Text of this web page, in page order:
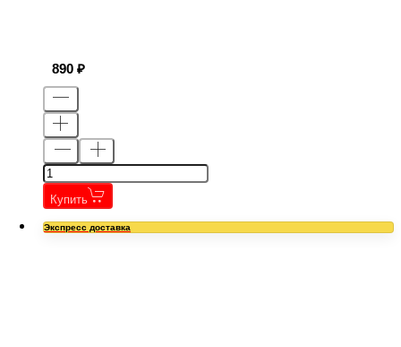
890
Купить
Экспресс доставка